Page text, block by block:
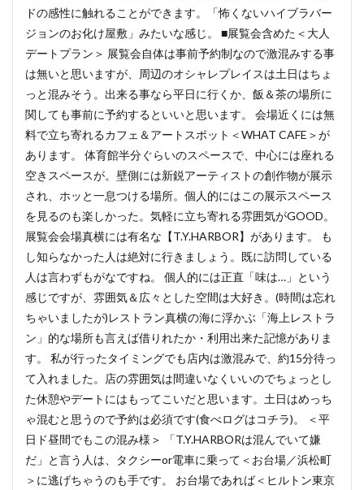
ドの感性に触れることができます。「怖くないハイブラバー
ジョンのお化け屋敷」みたいな感じ。 ■展覧会含めた＜大人
デートプラン＞ 展覧会自体は事前予約制なので激混みする事
は無いと思いますが、周辺のオシャレプレイスは土日はちょ
っと混みそう。出来る事なら平日に行くか、飯＆茶の場所に
関しても事前に予約するといいと思います。 会場近くには無
料で立ち寄れるカフェ＆アートスポット＜WHAT CAFE＞が
あります。 体育館半分ぐらいのスペースで、中心には座れる
空きスペースが。壁側には新鋭アーティストの創作物が展示
され、ホッと一息つける場所。個人的にはこの展示スペース
を見るのも楽しかった。気軽に立ち寄れる雰囲気がGOOD。
展覧会会場真横には有名な【T.Y.HARBOR】があります。 も
し知らなかった人は絶対に行きましょう。既に訪問している
人は言わずもがなですね。 個人的には正直「味は…」という
感じですが、雰囲気＆広々とした空間は大好き。(時間は忘れ
ちゃいましたが)レストラン真横の海に浮かぶ「海上レストラ
ン」的な場所も言えば借りれたか・利用出来た記憶がありま
す。 私が行ったタイミングでも店内は激混みで、約15分待っ
て入れました。店の雰囲気は間違いなくいいのでちょっとし
た休憩やデートにはもってこいだと思います。土日はめっち
ゃ混むと思うので予約は必須です(食べログはコチラ)。 ＜平
日ド昼間でもこの混み様＞ 「T.Y.HARBORは混んでいて嫌
だ」と言う人は、タクシーor電車に乗って＜お台場／浜松町
＞に逃げちゃうのも手です。 お台場であれば＜ヒルトン東京